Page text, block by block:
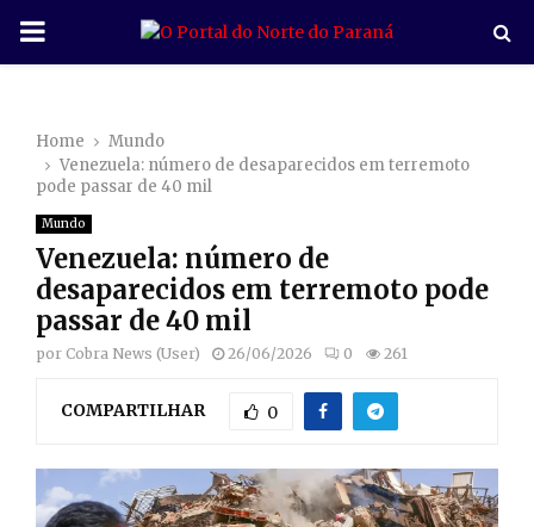
P
M
A
R
M
Home
Mundo
Venezuela: número de desaparecidos em terremoto
pode passar de 40 mil
Mundo
Venezuela: número de
desaparecidos em terremoto pode
passar de 40 mil
por Cobra News (User) 26/06/2026 0 261
COMPARTILHAR 0